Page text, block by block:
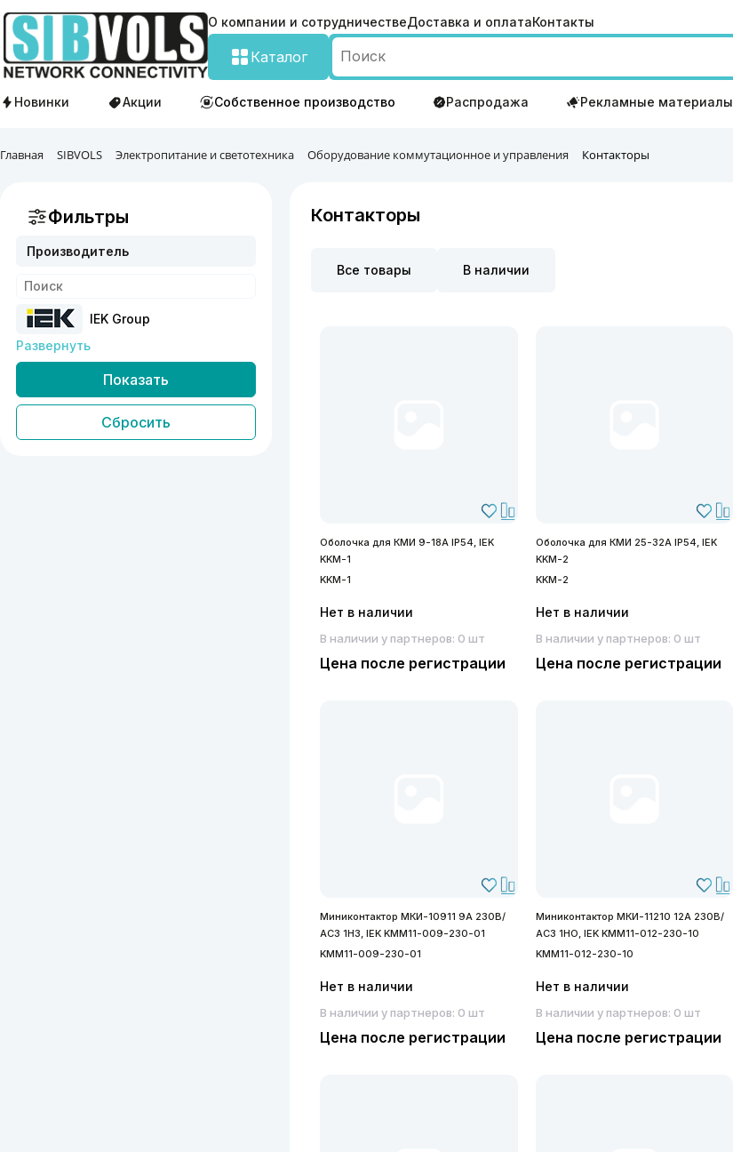
О компании и сотрудничествеДоставка и оплатаКонтакты
Каталог
Новинки Акции Собственное производство Распродажа Рекламные материалы
Главная SIBVOLS Электропитание и светотехника Оборудование коммутационное и управления Контакторы
Фильтры
Производитель
IEK Group
Развернуть
Контакторы
Все товары В наличии
Оболочка для КМИ 9-18А IP54, IEK
KKM-1
KKM-1
Нет в наличии
В наличии у партнеров: 0 шт
Цена после регистрации
Оболочка для КМИ 25-32А IP54, IEK
KKM-2
KKM-2
Нет в наличии
В наличии у партнеров: 0 шт
Цена после регистрации
Миниконтактор МКИ-10911 9А 230В/
АС3 1Н3, IEK KMM11-009-230-01
KMM11-009-230-01
Нет в наличии
В наличии у партнеров: 0 шт
Цена после регистрации
Миниконтактор МКИ-11210 12А 230В/
АС3 1НО, IEK KMM11-012-230-10
KMM11-012-230-10
Нет в наличии
В наличии у партнеров: 0 шт
Цена после регистрации